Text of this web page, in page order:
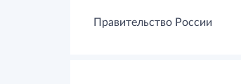
Правительство России